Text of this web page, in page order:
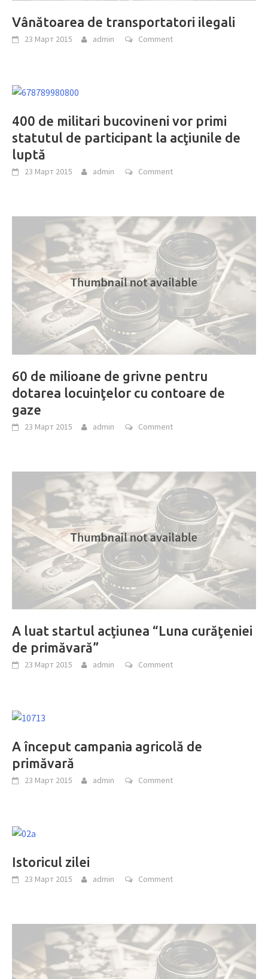
Vânătoarea de transportatori ilegali
23 Март 2015 admin Comment
400 de militari bucovineni vor primi
statutul de participant la acţiunile de
luptă
23 Март 2015 admin Comment
60 de milioane de grivne pentru
dotarea locuinţelor cu contoare de
gaze
23 Март 2015 admin Comment
A luat startul acţiunea “Luna curăţeniei
de primăvară”
23 Март 2015 admin Comment
A început campania agricolă de
primăvară
23 Март 2015 admin Comment
Istoricul zilei
23 Март 2015 admin Comment